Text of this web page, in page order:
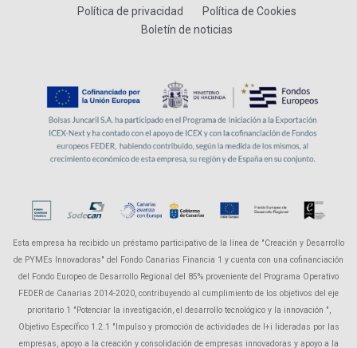
Política de privacidad
Política de Cookies
Boletín de noticias
Esta empresa ha recibido un préstamo participativo de la línea de "Creación y Desarrollo
de PYMEs Innovadoras" del Fondo Canarias Financia 1 y cuenta con una cofinanciación
del Fondo Europeo de Desarrollo Regional del 85% proveniente del Programa Operativo
FEDER de Canarias 2014-2020, contribuyendo al cumplimiento de los objetivos del eje
prioritario 1 "Potenciar la investigación, el desarrollo tecnológico y la innovación ",
Objetivo Específico 1.2.1 "Impulso y promoción de actividades de I+i lideradas por las
empresas, apoyo a la creación y consolidación de empresas innovadoras y apoyo a la